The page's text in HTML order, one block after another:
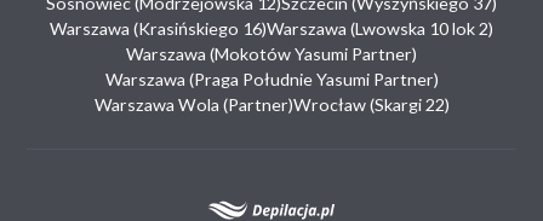
Warszawa (Krasińskiego 16)Warszawa (Lwowska 10 lok 2)
Warszawa (Mokotów Yasumi Partner)
Warszawa (Praga Południe Yasumi Partner)
Warszawa Wola (Partner)Wrocław (Skargi 22)